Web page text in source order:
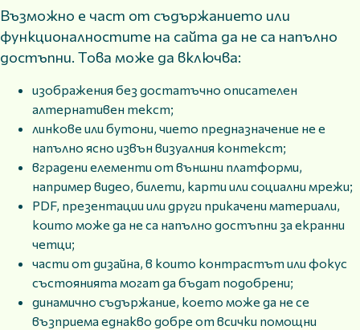
Възможно е част от съдържанието или
функционалностите на сайта да не са напълно
достъпни. Това може да включва:
изображения без достатъчно описателен
алтернативен текст;
линкове или бутони, чието предназначение не е
напълно ясно извън визуалния контекст;
вградени елементи от външни платформи,
например видео, билети, карти или социални мрежи;
PDF, презентации или други прикачени материали,
които може да не са напълно достъпни за екранни
четци;
части от дизайна, в които контрастът или фокус
състоянията могат да бъдат подобрени;
динамично съдържание, което може да не се
възприема еднакво добре от всички помощни